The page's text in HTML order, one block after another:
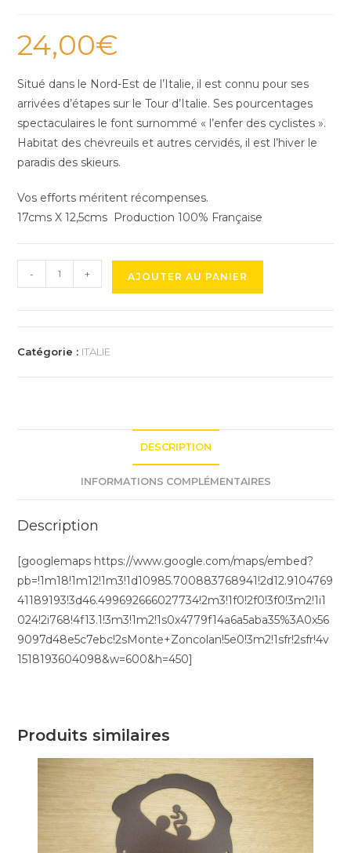
24,00€
Situé dans le Nord-Est de l’Italie, il est connu pour ses
arrivées d’étapes sur le Tour d’Italie. Ses pourcentages
spectaculaires le font surnommé « l’enfer des cyclistes ».
Habitat des chevreuils et autres cervidés, il est l’hiver le
paradis des skieurs.
Vos efforts méritent récompenses.
17cms X 12,5cms Production 100% Française
quantité
de
Monte
- + AJOUTER AU PANIER
Catégorie : ITALIE
DESCRIPTION
INFORMATIONS COMPLÉMENTAIRES
Description
[googlemaps https://www.google.com/maps/embed?
pb=!1m18!1m12!1m3!1d10985.700883768941!2d12.9104769
41189193!3d46.499692666027734!2m3!1f0!2f0!3f0!3m2!1i1
024!2i768!4f13.1!3m3!1m2!1s0x4779f14a6a5aba35%3A0x56
9097d48e5c7ebc!2sMonte+Zoncolan!5e0!3m2!1sfr!2sfr!4v
1518193604098&w=600&h=450]
Produits similaires